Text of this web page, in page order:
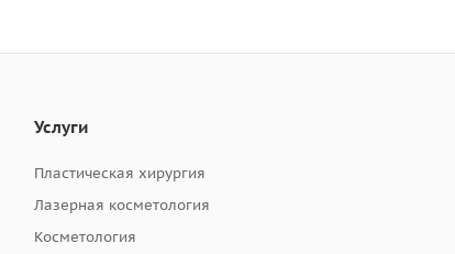
Услуги
Пластическая хирургия
Лазерная косметология
Косметология